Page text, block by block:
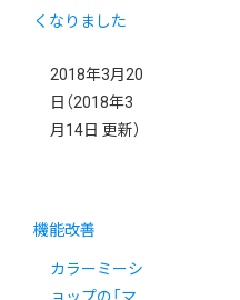
2018年3月20
日 （2018年3
月14日 更新）
機能改善
カラーミーシ
ョップの「マ